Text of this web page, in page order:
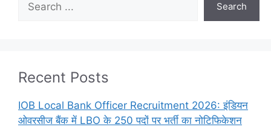
Search
Recent Posts
IOB Local Bank Officer Recruitment 2026: इंडियन
ओवरसीज बैंक में LBO के 250 पदों पर भर्ती का नोटिफिकेशन